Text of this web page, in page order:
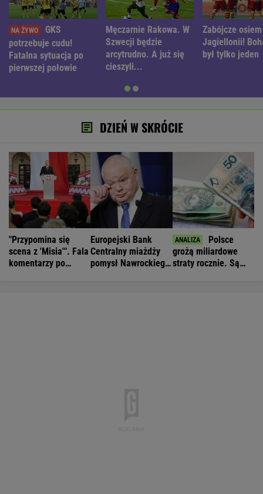
GKS
potrzebuje cudu!
Fatalna sytuacja po
pierwszej połowie
Męczarnie Rakowa. W
Szwecji będzie
arcytrudno. A już się
cieszyli...
Zabójcze
Jagiellonii!
był tylko jeden
DZIEŃ W SKRÓCIE
"Przypomina się
scena z 'Misia'". Fala
komentarzy po
Europejski Bank
Centralny miażdży
pomysł Nawrockiego
Polsce
grożą miliardowe
straty rocznie. Są